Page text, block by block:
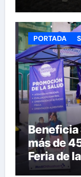
PORTADA
Beneficia
más de
Feria de
Armas